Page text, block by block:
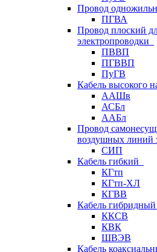
Провод
ПГВА
Провод плоский
электропроводки
ПВВП
ПГВВП
ПуГВ
Кабель высокого
ААШв
АСБл
ААБл
Провод
воздушных линий
СИП
Кабель гибкий
КГтп
КГтп-ХЛ
КГВВ
Кабель гибридный
ККСВ
КВК
ШВЭВ
Кабель